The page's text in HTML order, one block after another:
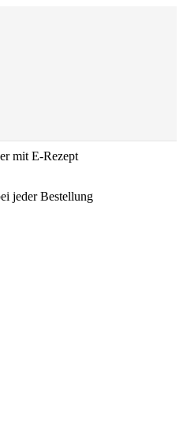
mit E-Rezept
jeder Bestellung